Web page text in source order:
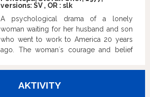
versions: SV, OR : slk
A psychological drama of a lonely
woman waiting for her husband and son
who went to work to America 20 years
ago. The woman´s courage and belief
is determined to leave her egoistic
husband and start a new life with her
daughter.
AKTIVITY